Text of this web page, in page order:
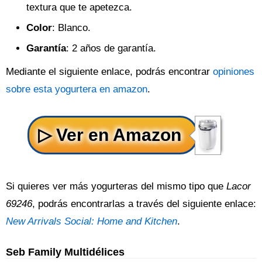
textura que te apetezca.
Color: Blanco.
Garantía: 2 años de garantía.
Mediante el siguiente enlace, podrás encontrar opiniones
sobre esta yogurtera en amazon.
Si quieres ver más yogurteras del mismo tipo que Lacor
69246, podrás encontrarlas a través del siguiente enlace:
New Arrivals Social: Home and Kitchen.
Seb Family Multidélices